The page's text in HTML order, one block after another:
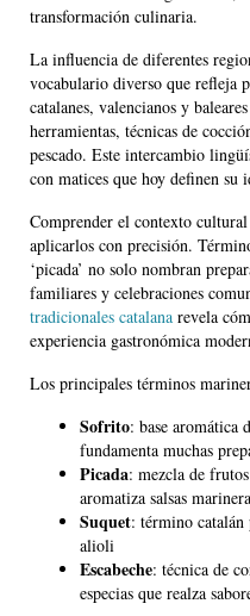
transformación culinaria.
La influencia de diferentes
vocabulario diverso que refleja
catalanes, valencianos y
herramientas, técnicas de
pescado. Este intercambio
con matices que hoy definen su
Comprender el contexto
aplicarlos con precisión.
‘picada’ no solo nombran
familiares y celebraciones
tradicionales catalana revela
experiencia gastronómica
Los principales términos
Sofrito: base aromática
fundamenta muchas
Picada: mezcla de
aromatiza salsas
Suquet: término catalán
alioli
Escabeche: técnica de
especias que realza